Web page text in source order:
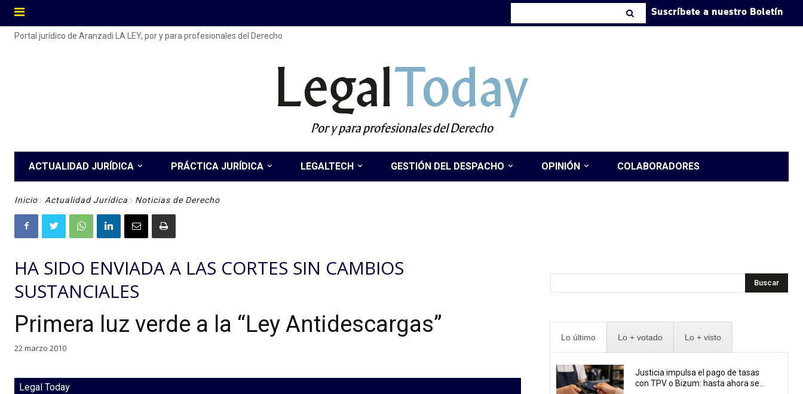
Suscríbete a nuestro Boletín
Portal jurídico de Aranzadi LA LEY, por y para profesionales del Derecho
LegalToday
Por y para profesionales del Derecho
ACTUALIDAD JURÍDICA PRÁCTICA JURÍDICA LEGALTECH GESTIÓN DEL DESPACHO OPINIÓN COLABORADORES
Inicio Actualidad Jurídica Noticias de Derecho
HA SIDO ENVIADA A LAS CORTES SIN CAMBIOS
SUSTANCIALES
Primera luz verde a la “Ley Antidescargas”
22 marzo 2010
Legal Today
Buscar
Lo último Lo + votado Lo + visto
Justicia impulsa el pago de tasas
con TPV o Bizum: hasta ahora se...